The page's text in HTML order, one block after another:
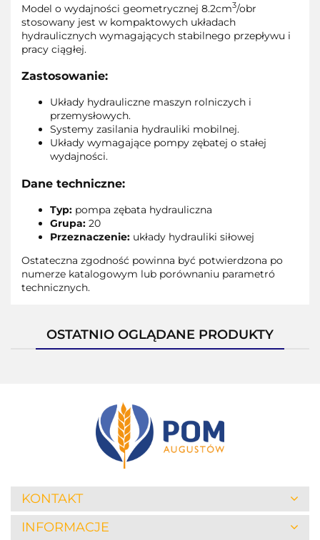
Model o wydajności geometrycznej 8.2cm3/obr
stosowany jest w kompaktowych układach
hydraulicznych wymagających stabilnego przepływu i
pracy ciągłej.
Zastosowanie:
Układy hydrauliczne maszyn rolniczych i
przemysłowych.
Systemy zasilania hydrauliki mobilnej.
Układy wymagające pompy zębatej o stałej
wydajności.
Dane techniczne:
Typ: pompa zębata hydrauliczna
Grupa: 20
Przeznaczenie: układy hydrauliki siłowej
Ostateczna zgodność powinna być potwierdzona po
numerze katalogowym lub porównaniu parametró
technicznych.
OSTATNIO OGLĄDANE PRODUKTY
KONTAKT
INFORMACJE